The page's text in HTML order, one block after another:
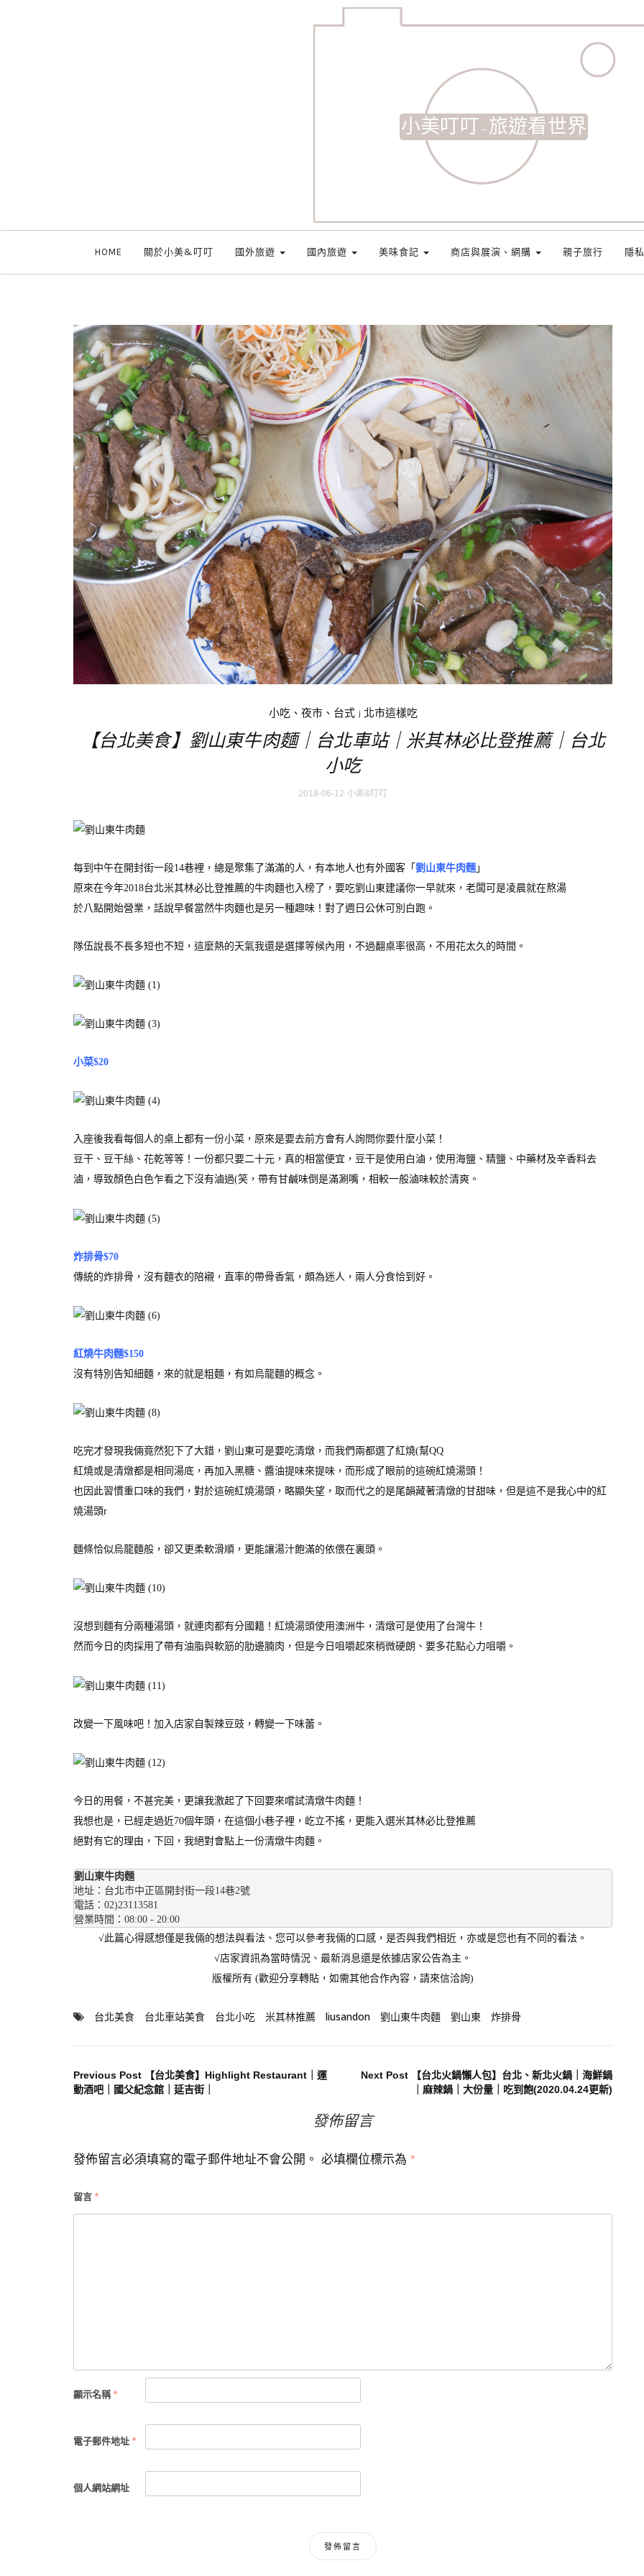
小美叮叮-旅遊看世界
HOME 關於小美&叮叮 國外旅遊 國內旅遊 美味食記 商店與展演、網購 親子旅行 隱
小吃、夜市、台式| 北市這樣吃
【台北美食】劉山東牛肉麵｜台北車站｜米其林必比登推薦｜台北
小吃
2018-06-12 小美&叮叮
每到中午在開封街一段14巷裡，總是聚集了滿滿的人，有本地人也有外國客「 劉山東牛肉麵 」
原來在今年2018台北米其林必比登推薦的牛肉麵也入榜了，要吃劉山東建議你一早就來，老闆可是凌晨就在熬湯
於八點開始營業，話說早餐當然牛肉麵也是另一種趣味！對了週日公休可別白跑。
隊伍說長不長多短也不短，這麼熱的天氣我還是選擇等候內用，不過翻桌率很高，不用花太久的時間。
小菜$20
入座後我看每個人的桌上都有一份小菜，原來是要去前方會有人詢問你要什麼小菜！
豆干、豆干絲、花乾等等！一份都只要二十元，真的相當便宜，豆干是使用白滷，使用海鹽、精鹽、中藥材及辛香料去
滷，導致顏色白色乍看之下沒有滷過(笑，帶有甘鹹味倒是滿涮嘴，相較一般滷味較於清爽。
炸排骨$70
傳統的炸排骨，沒有麵衣的陪襯，直率的帶骨香氣，頗為迷人，兩人分食恰到好。
紅燒牛肉麵$150
沒有特別告知細麵，來的就是粗麵，有如烏龍麵的概念。
吃完才發現我倆竟然犯下了大錯，劉山東可是要吃清燉，而我們兩都選了紅燒(幫QQ
紅燒或是清燉都是相同湯底，再加入黑糖、醬油提味來提味，而形成了眼前的這碗紅燒湯頭！
也因此習慣重口味的我們，對於這碗紅燒湯頭，略顯失望，取而代之的是尾韻藏著清燉的甘甜味，但是這不是我心中的紅
燒湯頭r
麵條恰似烏龍麵般，卻又更柔軟滑順，更能讓湯汁飽滿的依偎在裏頭。
沒想到麵有分兩種湯頭，就連肉都有分國籍！紅燒湯頭使用澳洲牛，清燉可是使用了台灣牛！
然而今日的肉採用了帶有油脂與軟筋的肋邊腩肉，但是今日咀嚼起來稍微硬朗、要多花點心力咀嚼。
改變一下風味吧！加入店家自製辣豆豉，轉變一下味蕾。
今日的用餐，不甚完美，更讓我激起了下回要來嚐試清燉牛肉麵！
我想也是，已經走過近70個年頭，在這個小巷子裡，屹立不搖，更能入選米其林必比登推薦
絕對有它的理由，下回，我絕對會點上一份清燉牛肉麵。
劉山東牛肉麵
地址：台北市中正區開封街一段14巷2號
電話：02)23113581
營業時間：08:00 - 20:00
√此篇心得感想僅是我倆的想法與看法、您可以參考我倆的口感，是否與我們相近，亦或是您也有不同的看法。
√店家資訊為當時情況、最新消息還是依據店家公告為主。
版權所有 (歡迎分享轉貼，如需其他合作內容，請來信洽詢)
台北美食 台北車站美食 台北小吃 米其林推薦 liusandon 劉山東牛肉麵 劉山東 炸排骨
文
覽
Previous Post 【台北美食】Highlight Restaurant｜運
動酒吧｜國父紀念館｜延吉街｜
Next Post 【台北火鍋懶人包】台北、新北火鍋｜海鮮鍋
｜麻辣鍋｜大份量｜吃到飽(2020.04.24更新)
發佈留言
發佈留言必須填寫的電子郵件地址不會公開。 必填欄位標示為 *
留言 *
顯示名稱 *
電子郵件地址 *
個人網站網址